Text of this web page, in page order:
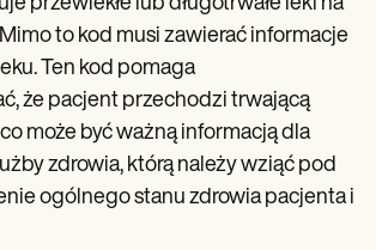
to kod musi zawierać informacje
Ten kod pomaga
że pacjent przechodzi trwającą
może być ważną informacją dla
zdrowia, którą należy wziąć pod
ogólnego stanu zdrowia pacjenta i